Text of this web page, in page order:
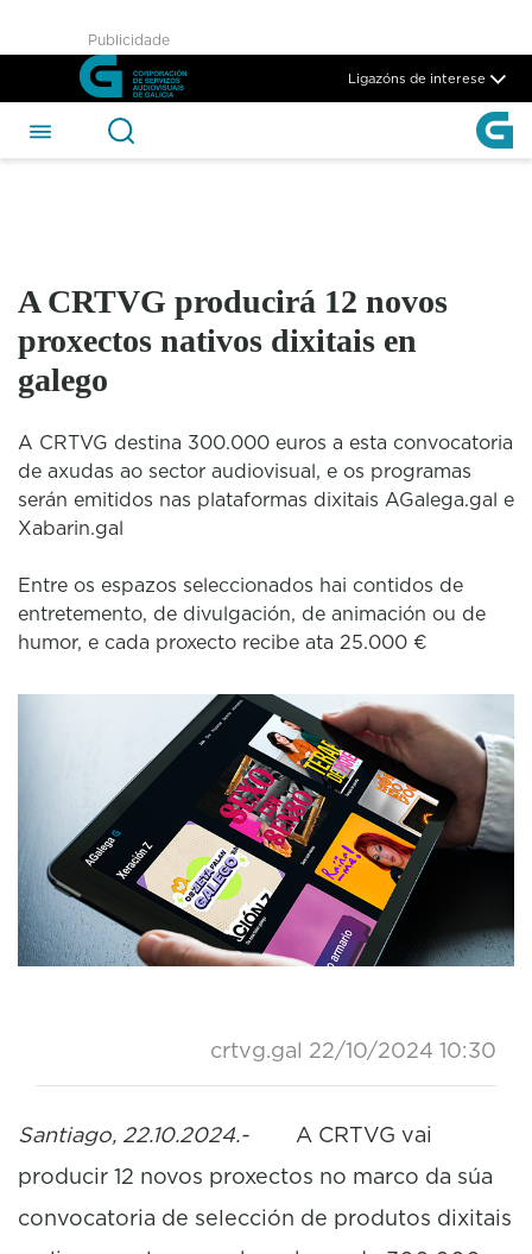
Skip to Main Content
A CRTVG producirá 12
Publicidade
Ligazóns de interese
A CRTVG producirá 12 novos
proxectos nativos dixitais en
galego
A CRTVG destina 300.000 euros a esta convocatoria
de axudas ao sector audiovisual, e os programas
serán emitidos nas plataformas dixitais AGalega.gal e
Xabarin.gal
Entre os espazos seleccionados hai contidos de
entretemento, de divulgación, de animación ou de
humor, e cada proxecto recibe ata 25.000 €
crtvg.gal 22/10/2024 10:30
Santiago, 22.10.2024.-
A CRTVG vai
producir 12 novos proxectos no marco da súa
convocatoria de selección de produtos dixitais